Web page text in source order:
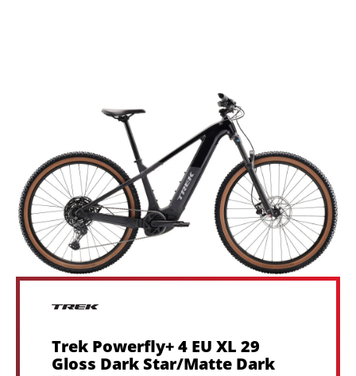
Trek Powerfly+ 4 EU XL 29
Gloss Dark Star/Matte Dark